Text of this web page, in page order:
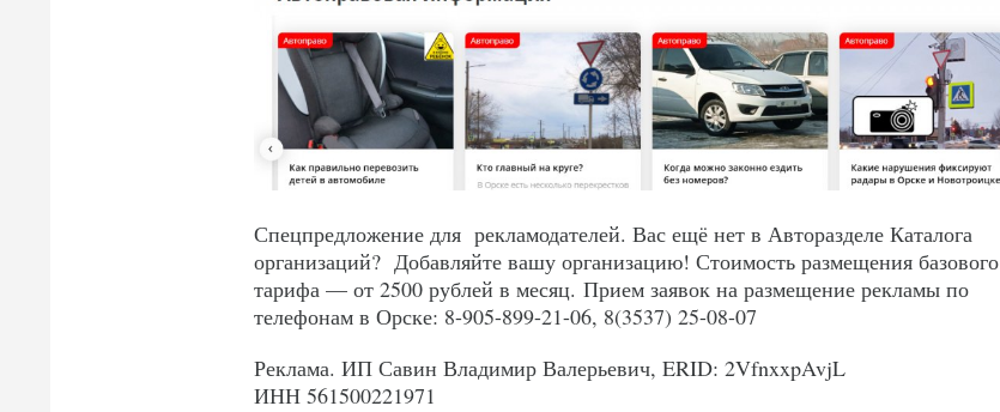
Спецпредложение для рекламодателей. Вас ещё нет в Авторазделе Каталога
организаций? Добавляйте вашу организацию! Стоимость размещения базового
тарифа — от 2500 рублей в месяц. Прием заявок на размещение рекламы по
телефонам в Орске: 8-905-899-21-06, 8(3537) 25-08-07
Реклама. ИП Савин Владимир Валерьевич, ERID: 2VfnxxpAvjL
ИНН 561500221971